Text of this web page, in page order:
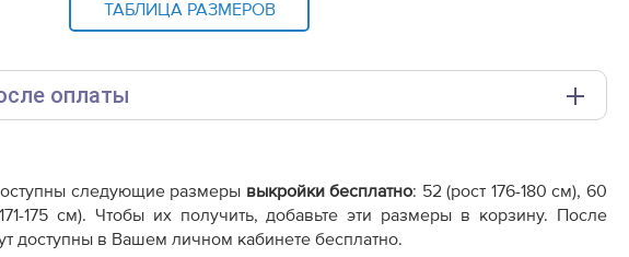
ТАБЛИЦА РАЗМЕРОВ
оплаты
на принтере A4 или плоттере A0 с шириной печати 810мм в зависимости
следующие размеры выкройки бесплатно: 52 (рост 176-180 см), 60
175 см). Чтобы их получить, добавьте эти размеры в корзину. После
доступны в Вашем личном кабинете бесплатно.